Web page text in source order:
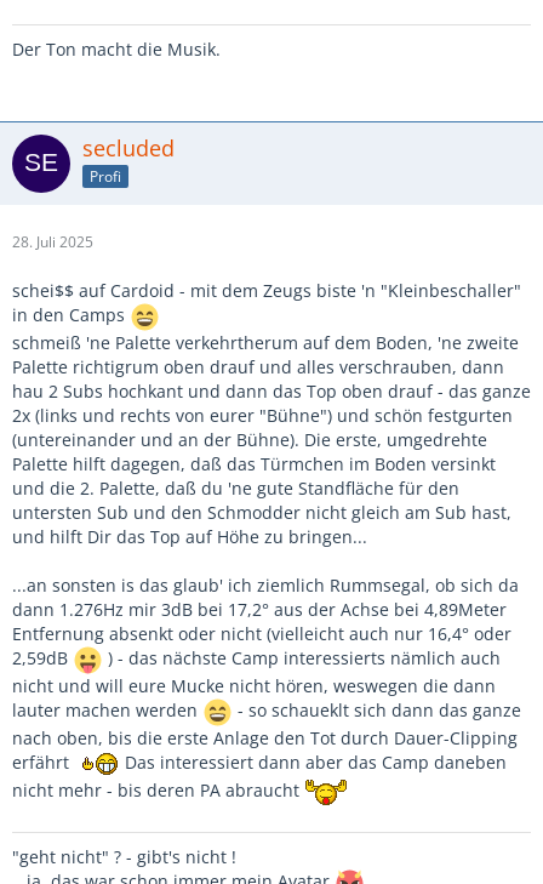
Der Ton macht die Musik.
secluded
Profi
28. Juli 2025
schei$$ auf Cardoid - mit dem Zeugs biste 'n "Kleinbeschaller"
in den Camps
schmeiß 'ne Palette verkehrtherum auf dem Boden, 'ne zweite
Palette richtigrum oben drauf und alles verschrauben, dann
hau 2 Subs hochkant und dann das Top oben drauf - das ganze
2x (links und rechts von eurer "Bühne") und schön festgurten
(untereinander und an der Bühne). Die erste, umgedrehte
Palette hilft dagegen, daß das Türmchen im Boden versinkt
und die 2. Palette, daß du 'ne gute Standfläche für den
untersten Sub und den Schmodder nicht gleich am Sub hast,
und hilft Dir das Top auf Höhe zu bringen...
...an sonsten is das glaub' ich ziemlich Rummsegal, ob sich da
dann 1.276Hz mir 3dB bei 17,2° aus der Achse bei 4,89Meter
Entfernung absenkt oder nicht (vielleicht auch nur 16,4° oder
2,59dB
) - das nächste Camp interessierts nämlich auch
nicht und will eure Mucke nicht hören, weswegen die dann
lauter machen werden
- so schaueklt sich dann das ganze
nach oben, bis die erste Anlage den Tot durch Dauer-Clipping
erfährt
Das interessiert dann aber das Camp daneben
nicht mehr - bis deren PA abraucht
"geht nicht" ? - gibt's nicht !